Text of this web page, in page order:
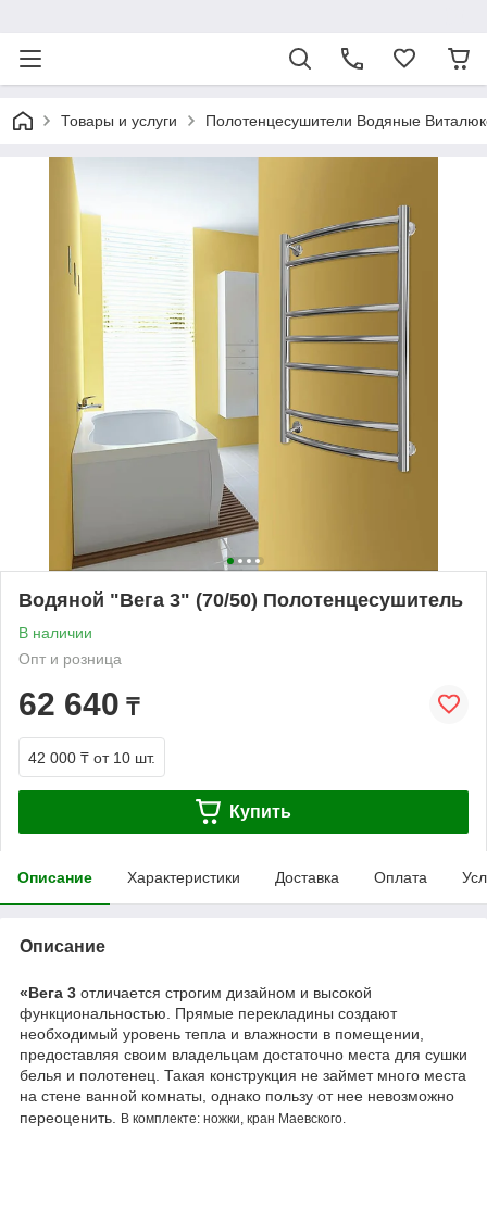
Товары и услуги Полотенцесушители Водяные
Водяной "Вега 3" (70/50) Полотенцесушитель
В наличии
Опт и розница
62 640 ₸
42 000 ₸ от 10 шт.
Купить
Описание Характеристики Доставка Оплата
Описание
«Вега 3 отличается строгим дизайном и высокой
функциональностью. Прямые перекладины создают
необходимый уровень тепла и влажности в помещении,
предоставляя своим владельцам достаточно места для сушки
белья и полотенец. Такая конструкция не займет много места
на стене ванной комнаты, однако пользу от нее невозможно
переоценить.
В комплекте: ножки, кран Маевского.